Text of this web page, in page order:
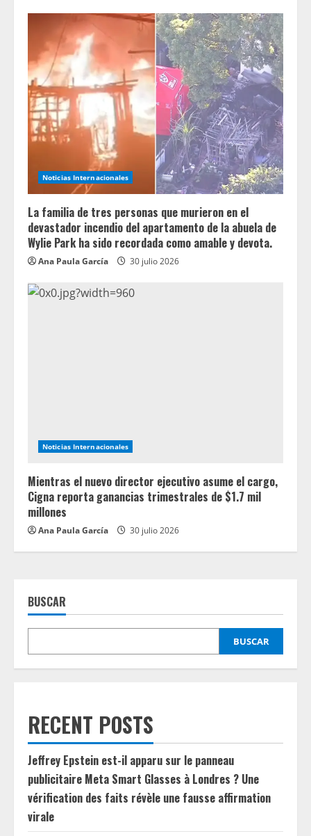
Noticias Internacionales
La familia de tres personas que murieron en el
devastador incendio del apartamento de la abuela de
Wylie Park ha sido recordada como amable y devota.
Ana Paula García 30 julio 2026
Noticias Internacionales
Mientras el nuevo director ejecutivo asume el cargo,
Cigna reporta ganancias trimestrales de $1.7 mil
millones
Ana Paula García 30 julio 2026
BUSCAR
BUSCAR
RECENT POSTS
Jeffrey Epstein est-il apparu sur le panneau
publicitaire Meta Smart Glasses à Londres ? Une
vérification des faits révèle une fausse affirmation
virale